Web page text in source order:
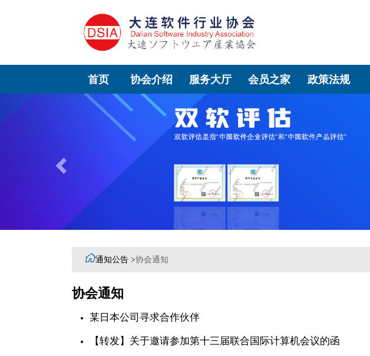
首页 协会介绍 服务大厅 会员之家 政策法规
Previous
通知公告 >协会通知
协会通知
某日本公司寻求合作伙伴
【转发】关于邀请参加第十三届联合国际计算机会议的函